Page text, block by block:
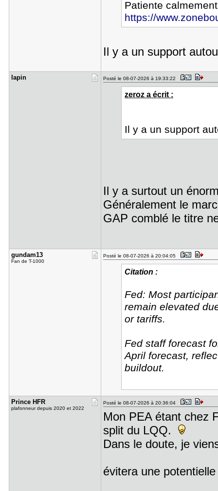
Patiente
https://
Il y a un support
lapin Posté le 08-07-2026 à 19:33:22
zeroz a écrit :
Il y a un support
Il y a surtout un
Généralement le
GAP comblé le titre
gundam13
Fan de T-1000
Posté le 08-07-2026 à 20:04:05
Citation :
Fed: Most
remain elevated
or tariffs.
Fed staff forecast
April forecast,
buildout.
Prince HFR
plafonneur depuis 2020 et 2022
Posté le 08-07-2026 à 20:36:04
Mon PEA étant chez
split du LQQ.
Dans le doute, je
évitera une